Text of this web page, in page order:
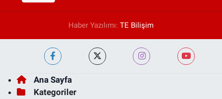
Haber Yazılımı: TE Bilişim
Ana Sayfa
Kategoriler